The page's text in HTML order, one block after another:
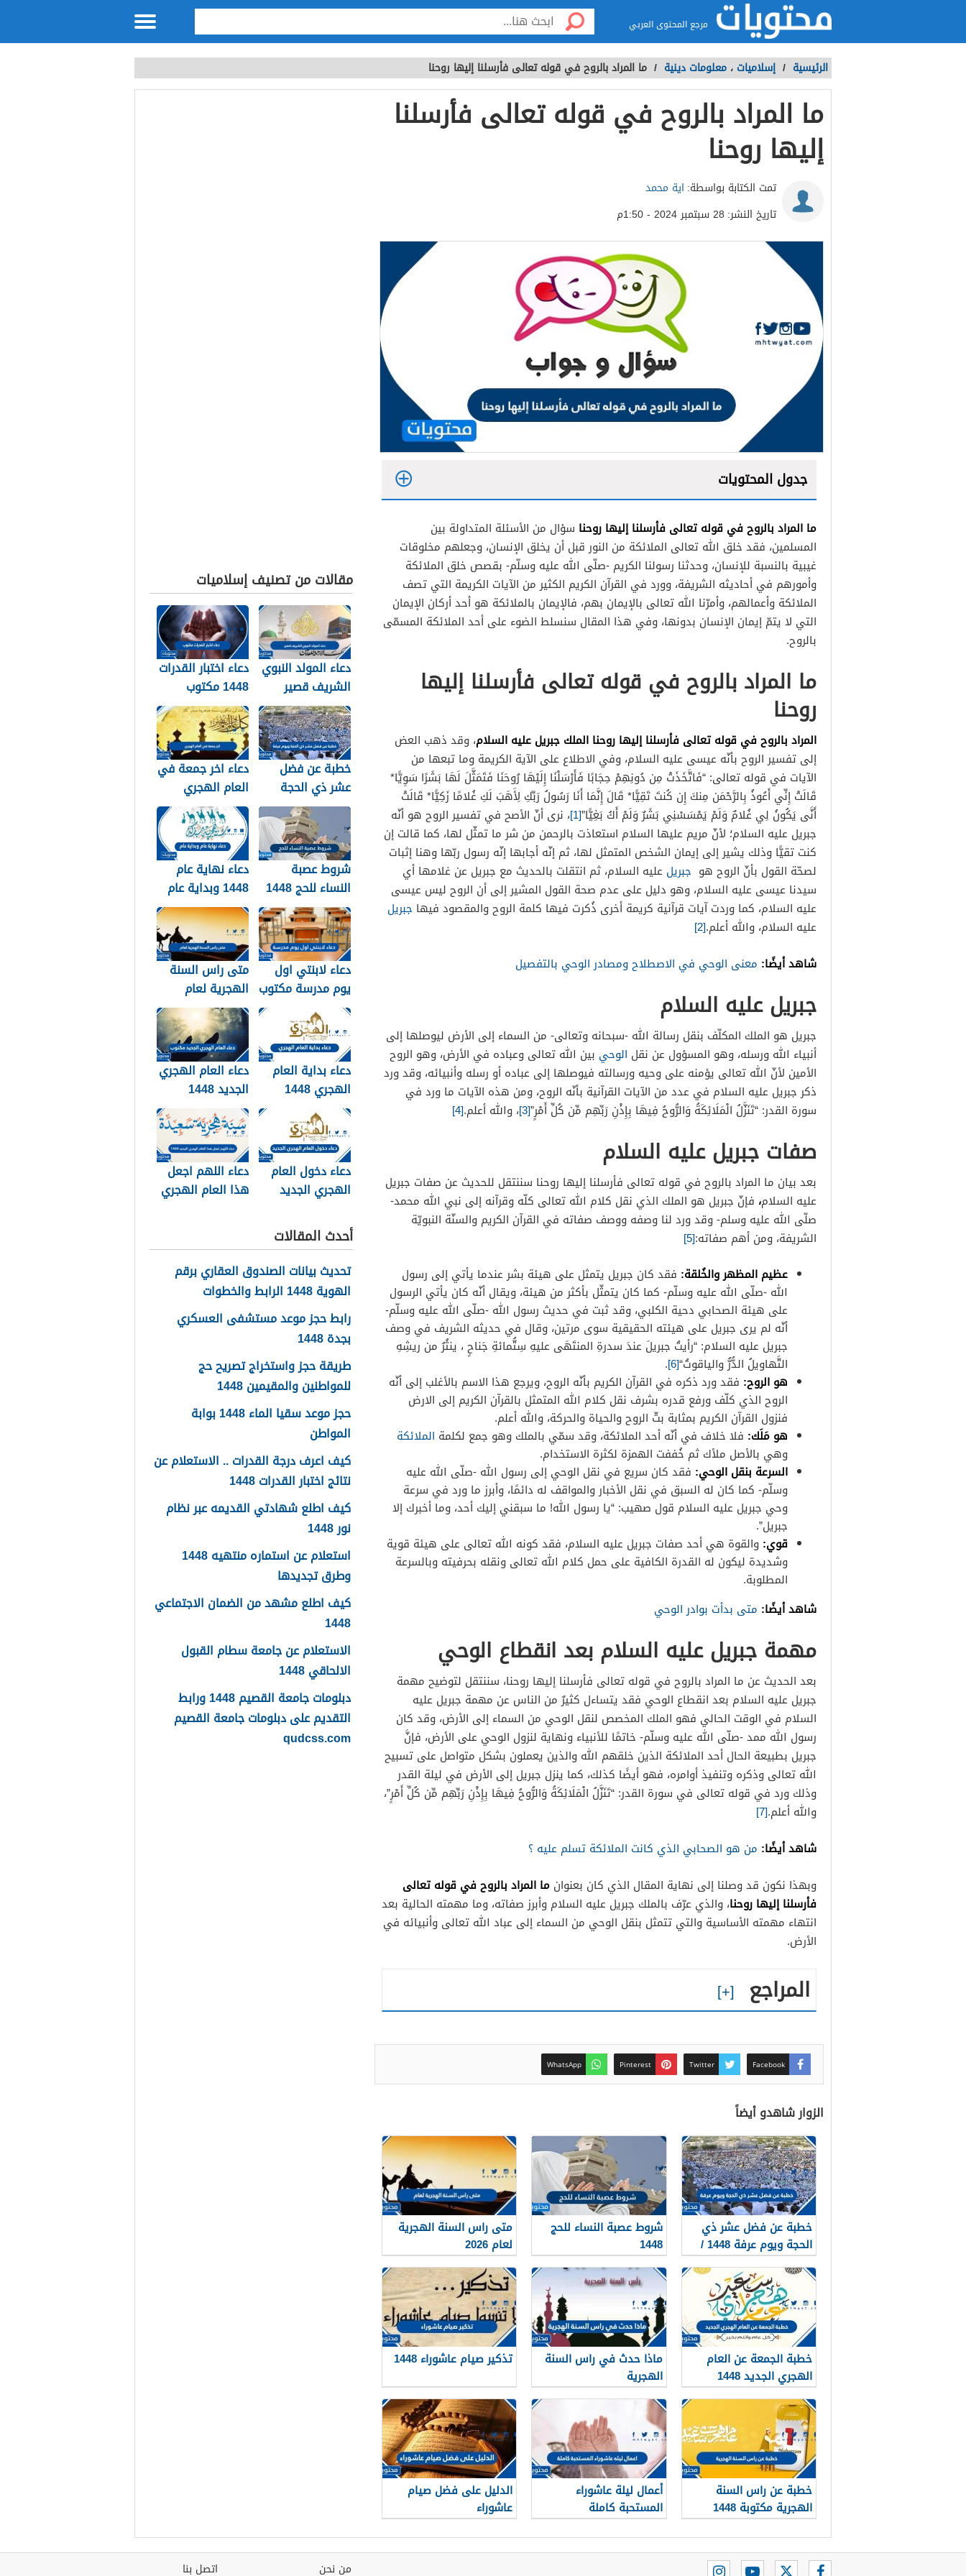
مرجع المحتوى العربي
الرئيسية / إسلاميات ، معلومات دينية / ما المراد بالروح في قوله تعالى فأرسلنا إليها روحنا
ما المراد بالروح في قوله تعالى فأرسلنا
إليها روحنا
تمت الكتابة بواسطة: اية محمد
تاريخ النشر: 28 سبتمبر 2024 - 1:50م
جدول المحتويات
ما المراد بالروح في قوله تعالى فأرسلنا إليها روحنا سؤال من الأسئلة المتداولة بين
المسلمين، فقد خلق الله تعالى الملائكة من النور قبل أن يخلق الإنسان، وجعلهم مخلوقات
غيبية بالنسبة للإنسان، وحدثنا رسولنا الكريم -صلّى الله عليه وسلّم- بقصص خلق الملائكة
وأمورهم في أحاديثه الشريفة، وورد في القرآن الكريم الكثير من الآيات الكريمة التي تصف
الملائكة وأعمالهم، وأمرّنا الله تعالى بالإيمان بهم، فالإيمان بالملائكة هو أحد أركان الإيمان
التي لا يتمّ إيمان الإنسان بدونها، وفي هذا المقال سنسلط الضوء على أحد الملائكة المسمّى
بالروح.
ما المراد بالروح في قوله تعالى فأرسلنا إليها
روحنا
المراد بالروح في قوله تعالى فأرسلنا إليها روحنا الملك جبريل عليه السلام، وقد ذهب العض
إلى تفسير الروح بأنّه عيسى عليه السلام، وفي الاطلاع على الآية الكريمة وما تبعها من
الآيات في قوله تعالى: “فَاتَّخَذَتْ مِن دُونِهِمْ حِجَابًا فَأَرْسَلْنَا إِلَيْهَا رُوحَنَا فَتَمَثَّلَ لَهَا بَشَرًا سَوِيًّا*
قَالَتْ إِنِّي أَعُوذُ بِالرَّحْمَن مِنكَ إِن كُنتَ تَقِيًّا* قَالَ إِنَّمَا أَنَا رَسُولُ رَبِّكِ لِأَهَبَ لَكِ غُلامًا زَكِيًّا* قَالَتْ
أَنَّى يَكُونُ لِي غُلامٌ وَلَمْ يَمْسَسْنِي بَشَرٌ وَلَمْ أَكُ بَغِيًّا”[1] ، نرى أنّ الأصح في تفسير الروح هو أنّه
جبريل عليه السلام؛ لأنّ مريم عليها السلام استعاذت بالرحمن من شر ما تمثّل لها، كما قالت إن
كنت تقيًّا وذلك يشير إلى إيمان الشخص المتمثل لها، ثم إنّه أجابها إنّه رسول ربّها وهنا إثبات
لصحّة القول بأنّ الروح هو جبريل عليه السلام، ثم انتقلت بالحديث مع جبريل عن غلامها أي
سيدنا عيسى عليه السلام، وهو دليل على عدم صحة القول المشير إلى أن الروح ليس عيسى
عليه السلام، كما وردت آيات قرآنية كريمة أخرى ذُكرت فيها كلمة الروح والمقصود فيها جبريل
عليه السلام، والله أعلم.[2]
شاهد أيضًا: معنى الوحي في الاصطلاح ومصادر الوحي بالتفصيل
جبريل عليه السلام
جبريل هو الملك المكلّف بنقل رسالة الله -سبحانه وتعالى- من السماء إلى الأرض ليوصلها إلى
أنبياء الله ورسله، وهو المسؤول عن نقل الوحي بين الله تعالى وعباده في الأرض، وهو الروح
الأمين لأنّ الله تعالى يؤمنه على وحيه ورسالته فيوصلها إلى عباده أو رسله وأنبيائه، وقد ورد
ذكر جبريل عليه السلام في عدد من الآيات القرآنية بأنّه الروح، ومن هذه الآيات ما ورد في
سورة القدر: “تَنَزَّلُ الْمَلَائِكَةُ وَالرُّوحُ فِيهَا بِإِذْنِ رَبِّهِم مِّن كُلِّ أَمْرٍ”[3] ، والله أعلم.[4]
صفات جبريل عليه السلام
بعد بيان ما المراد بالروح في قوله تعالى فأرسلنا إليها روحنا سننتقل للحديث عن صفات جبريل
عليه السلام، فإنّ جبريل هو الملك الذي نقل كلام الله تعالى كلّه وقرآنه إلى نبي الله محمد-
صلّى الله عليه وسلم- وقد ورد لنا وصفه ووصف صفاته في القرآن الكريم والسنّة النبويّة
الشريفة، ومن أهم صفاته:[5]
عظيم المظهر والخُلقة: فقد كان جبريل يتمثل على هيئة بشر عندما يأتي إلى رسول
الله -صلّى الله عليه وسلّم- كما كان يتمثّل بأكثر من هيئة، ويقال أنّه كان يأتي الرسول
على هيئة الصحابي دحية الكلبي، وقد ثبت في حديث رسول الله -صلّى الله عليه وسلّم-
أنّه لم يرى جبريل على هيئته الحقيقية سوى مرتين، وقال في حديثه الشريف في وصف
جبريل عليه السلام: “رأيتُ جبريلَ عندَ سدرةِ المنتَهَى عليهِ سِتُّمائةِ جَناحٍ، ينثُرُ من ريشِهِ
التَّهاويلُ الدُّرُّوالياقوتُ“
[6]
.
هو الروح: فقد ورد ذكره في القرآن الكريم بأنّه الروح، ويرجع هذا الاسم بالأغلب إلى أنّه
الروح الذي كلّف ورفع قدره بشرف نقل كلام الله المتمثل بالقرآن الكريم إلى الارض
فنزول القرآن الكريم بمثابة بثّ الروح والحياة والحركة، والله أعلم.
هو مَلَك: فلا خلاف في أنّه أحد الملائكة، وقد سمّي بالملك وهو جمع لكلمة الملائكة
وهي بالأصل ملأك ثم خُففت الهمزة لكثرة الاستخدام.
السرعة بنقل الوحي: فقد كان سريع في نقل الوحي إلى رسول الله -صلّى الله عليه
وسلّم- كما كان له السبق في نقل الأخبار والمواقف له دائمًا، وأبرز ما ورد في سرعة
وحي جبريل عليه السلام قول صهيب: “يا رسول الله! ما سبقني إليك أحد، وما أخبرك إلا
جبريل”.
قوي: والقوة هي أحد صفات جبريل عليه السلام، فقد كونه الله تعالى على هيئة قوية
وشديدة ليكون له القدرة الكافية على حمل كلام الله تعالى ونقله بحرفيته وبالسرعة
المطلوبة.
شاهد أيضًا: متى بدأت بوادر الوحي
مهمة جبريل عليه السلام بعد انقطاع الوحي
بعد الحديث عن ما المراد بالروح في قوله تعالى فأرسلنا إليها روحنا، سننتقل لتوضيح مهمة
جبريل عليه السلام بعد انقطاع الوحي فقد يتساءل كثيرٌ من الناس عن مهمة جبريل عليه
السلام في الوقت الحالي فهو الملك المخصص لنقل الوحي من السماء إلى الأرض، وقد كان
رسول الله ممد -صلّى الله عليه وسلّم- خاتمًا للأنبياء ونهاية لنزول الوحي على الأرض، فإنَّ
جبريل بطبيعة الحال أحد الملائكة الذين خلقهم الله والذين يعملون بشكل متواصل على تسبيح
الله تعالى وذكره وتنفيذ أوامره، فهو أيضًا كذلك، كما ينزل جبريل إلى الأرض في ليلة القدر
وذلك ورد في قوله تعالى في سورة القدر: “تَنَزَّلُ الْمَلَائِكَةُ وَالرُّوحُ فِيهَا بِإِذْنِ رَبِّهِم مِّن كُلِّ أَمْرٍ”،
والله أعلم.[7]
شاهد أيضًا: من هو الصحابي الذي كانت الملائكة تسلم عليه ؟
وبهذا نكون قد وصلنا إلى نهاية المقال الذي كان بعنوان ما المراد بالروح في قوله تعالى
فأرسلنا إليها روحنا، والذي عرّف بالملك جبريل عليه السلام وأبرز صفاته، وما مهمته الحالية بعد
انتهاء مهمته الأساسية والتي تتمثل بنقل الوحي من السماء إلى عباد الله تعالى وأنبيائه في
الأرض.
المراجع
Facebook
Twitter
Pinterest
WhatsApp
الزوار شاهدو أيضاً
خطبة عن فضل عشر ذي
الحجة ويوم عرفة 1448 /
2026
شروط عصبة النساء للحج
1448
متى راس السنة الهجرية
لعام 2026
خطبة الجمعة عن العام
الهجري الجديد 1448
ماذا حدث في راس السنة
الهجرية
تذكير صيام عاشوراء 1448
خطبة عن راس السنة
الهجرية مكتوبة 1448
أعمال ليلة عاشوراء
المستحبة كاملة
الدليل على فضل صيام
عاشوراء
مقالات من تصنيف إسلاميات
دعاء المولد النبوي
الشريف قصير
2026 مكتوب
دعاء اختبار القدرات
1448 مكتوب
خطبة عن فضل
عشر ذي الحجة
ويوم عرفة 1448 /
2026
دعاء اخر جمعة في
العام الهجري
1447 ودخول العام
الجديد 1448
شروط عصبة
النساء للحج 1448
دعاء نهاية عام
1448 وبداية عام
1449
دعاء لابنتي اول
يوم مدرسة مكتوب
وبالصور 2026
متى راس السنة
الهجرية لعام
2026
دعاء بداية العام
الهجري 1448
مكتوب وبالصور
2026
دعاء العام الهجري
الجديد 1448
مكتوب
دعاء دخول العام
الهجري الجديد
دعاء اللهم اجعل
هذا العام الهجري
أحدث المقالات
تحديث بيانات الصندوق العقاري برقم
الهوية 1448 الرابط والخطوات
رابط حجز موعد مستشفى العسكري
بجدة 1448
طريقة حجز واستخراج تصريح حج
للمواطنين والمقيمين 1448
حجز موعد سقيا الماء 1448 بوابة
المواطن
كيف اعرف درجة القدرات .. الاستعلام عن
نتائج اختبار القدرات 1448
كيف اطلع شهادتي القديمه عبر نظام
نور 1448
استعلام عن استماره منتهيه 1448
وطرق تجديدها
كيف اطلع مشهد من الضمان الاجتماعي
1448
الاستعلام عن جامعة سطام القبول
الالحاقي 1448
دبلومات جامعة القصيم 1448 ورابط
التقديم على دبلومات جامعة القصيم
qudcss.com
اتصل بنا من نحن